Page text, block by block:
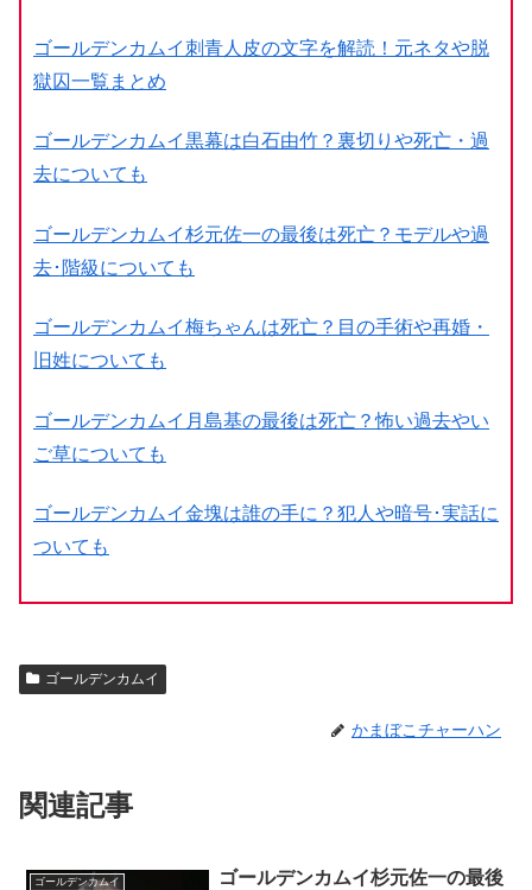
ゴールデンカムイ刺青人皮の文字を解読！元ネタや脱
獄囚一覧まとめ
ゴールデンカムイ黒幕は白石由竹？裏切りや死亡・過
去についても
ゴールデンカムイ杉元佐一の最後は死亡？モデルや過
去･階級についても
ゴールデンカムイ梅ちゃんは死亡？目の手術や再婚・
旧姓についても
ゴールデンカムイ月島基の最後は死亡？怖い過去やい
ご草についても
ゴールデンカムイ金塊は誰の手に？犯人や暗号･実話に
ついても
ゴールデンカムイ
かまぼこチャーハン
関連記事
ゴールデンカムイ
ゴールデンカムイ杉元佐一の最後